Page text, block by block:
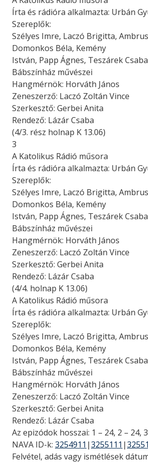
Írta és rádióra alkalmazta: Urbán
Szereplők:
Szélyes Imre, Laczó Brigitta,
Domonkos Béla, Kemény
István, Papp Ágnes, Teszárek
Bábszínház művészei
Hangmérnök: Horváth János
Zeneszerző: Laczó Zoltán Vince
Szerkesztő: Gerbei Anita
Rendező: Lázár Csaba
(4/3. rész holnap K 13.06)
3
A Katolikus Rádió műsora
Írta és rádióra alkalmazta: Urbán
Szereplők:
Szélyes Imre, Laczó Brigitta,
Domonkos Béla, Kemény
István, Papp Ágnes, Teszárek
Bábszínház művészei
Hangmérnök: Horváth János
Zeneszerző: Laczó Zoltán Vince
Szerkesztő: Gerbei Anita
Rendező: Lázár Csaba
(4/4. holnap K 13.06)
A Katolikus Rádió műsora
Írta és rádióra alkalmazta: Urbán
Szereplők:
Szélyes Imre, Laczó Brigitta,
Domonkos Béla, Kemény
István, Papp Ágnes, Teszárek
Bábszínház művészei
Hangmérnök: Horváth János
Zeneszerző: Laczó Zoltán Vince
Szerkesztő: Gerbei Anita
Rendező: Lázár Csaba
Az epizódok hosszai: 1 – 24, 2 – 24,
NAVA ID-k: 3254911 |3255111 |
Felvétel, adás vagy ismétlések